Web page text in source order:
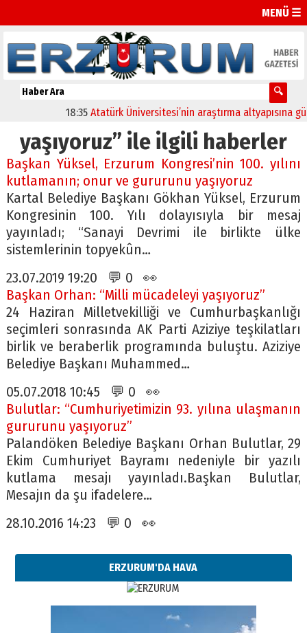
MENÜ ☰
18:35 Atatürk Üniversitesi’nin araştırma altyapısına güçlü
yaşıyoruz” ile ilgili haberler
Başkan Yüksel, Erzurum Kongresi’nin 100. yılını
kutlamanın; onur ve gururunu yaşıyoruz
Kartal Belediye Başkanı Gökhan Yüksel, Erzurum
Kongresinin 100. Yılı dolayısıyla bir mesaj
yayınladı; “Sanayi Devrimi ile birlikte ülke
sistemlerinin topyekûn…
23.07.2019 19:20 💬 0 👀
Başkan Orhan: “Milli mücadeleyi yaşıyoruz”
24 Haziran Milletvekilliği ve Cumhurbaşkanlığı
seçimleri sonrasında AK Parti Aziziye teşkilatları
birlik ve beraberlik programında buluştu. Aziziye
Belediye Başkanı Muhammed…
05.07.2018 10:45 💬 0 👀
Bulutlar: “Cumhuriyetimizin 93. yılına ulaşmanın
gururunu yaşıyoruz”
Palandöken Belediye Başkanı Orhan Bulutlar, 29
Ekim Cumhuriyet Bayramı nedeniyle bir yazılı
kutlama mesajı yayınladı.Başkan Bulutlar,
Mesajın da şu ifadelere…
28.10.2016 14:23 💬 0 👀
ERZURUM'DA HAVA